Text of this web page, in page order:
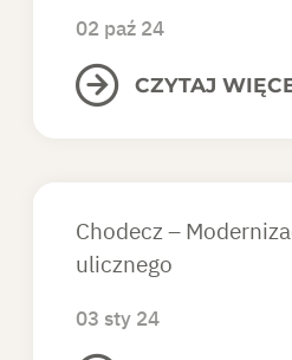
CZYTAJ
02 paź 24
Chodecz –
ulicznego
03 sty 24